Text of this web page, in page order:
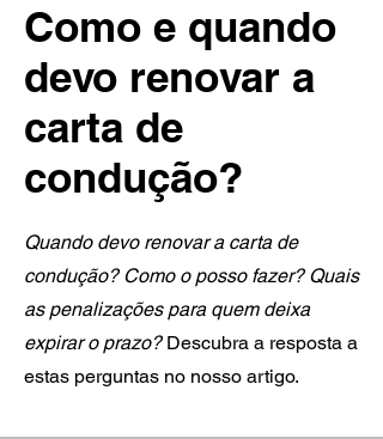
Como e quando
devo renovar a
carta de
condução?
Quando devo renovar a carta de
condução? Como o posso fazer? Quais
as penalizações para quem deixa
expirar o prazo?Descubra a resposta a
estas perguntas no nosso artigo.